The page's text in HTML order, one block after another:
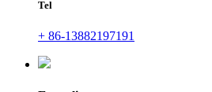
Tel
+ 86-13882197191